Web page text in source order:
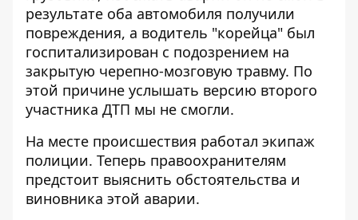
результате оба автомобиля получили
повреждения, а водитель "корейца" был
госпитализирован с подозрением на
закрытую черепно-мозговую травму. По
этой причине услышать версию второго
участника ДТП мы не смогли.
На месте происшествия работал экипаж
полиции. Теперь правоохранителям
предстоит выяснить обстоятельства и
виновника этой аварии.